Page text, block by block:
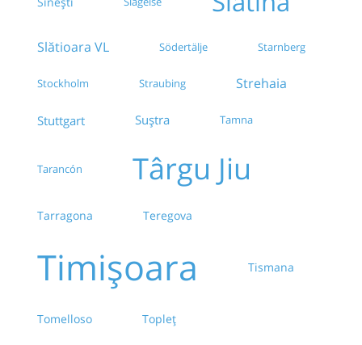
Slătioara VL Södertälje Starnberg
Stockholm Straubing Strehaia
Stuttgart Suștra Tamna
Tarancón Târgu Jiu
Tarragona Teregova
Timișoara Tismana
Tomelloso Topleț